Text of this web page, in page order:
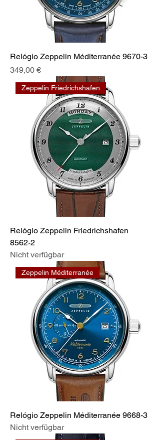
Relógio Zeppelin Méditerranée 9670-3
Preis
349,00 €
Zeppelin Friedrichshafen
Relógio Zeppelin Friedrichshafen
8562-2
Nicht verfügbar
Zeppelin Méditerranée
Relógio Zeppelin Méditerranée 9668-3
Nicht verfügbar